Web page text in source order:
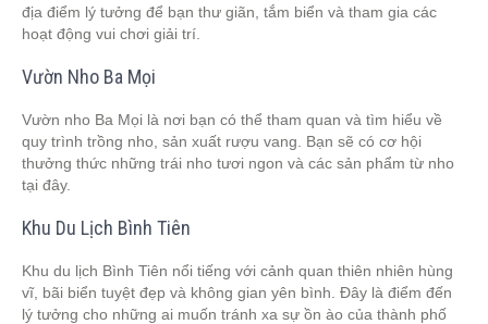
địa điểm lý tưởng để bạn thư giãn, tắm biển và tham gia các
hoạt động vui chơi giải trí.
Vườn Nho Ba Mọi
Vườn nho Ba Mọi là nơi bạn có thể tham quan và tìm hiểu về
quy trình trồng nho, sản xuất rượu vang. Bạn sẽ có cơ hội
thưởng thức những trái nho tươi ngon và các sản phẩm từ nho
tại đây.
Khu Du Lịch Bình Tiên
Khu du lịch Bình Tiên nổi tiếng với cảnh quan thiên nhiên hùng
vĩ, bãi biển tuyệt đẹp và không gian yên bình. Đây là điểm đến
lý tưởng cho những ai muốn tránh xa sự ồn ào của thành phố